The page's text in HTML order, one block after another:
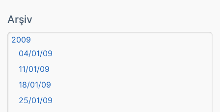
Aydın
Balıkesir
Bartın
başkentler
Batman
Bayburt
Arşiv
2009
04/01/09
11/01/09
18/01/09
25/01/09